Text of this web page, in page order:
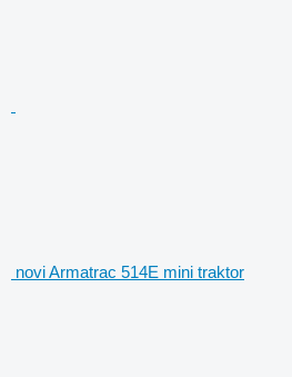
novi Armatrac 514E mini traktor